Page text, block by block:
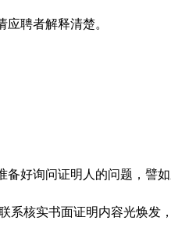
聘者解释清楚。
好询问证明人的问题，譬
系核实书面证明内容光焕